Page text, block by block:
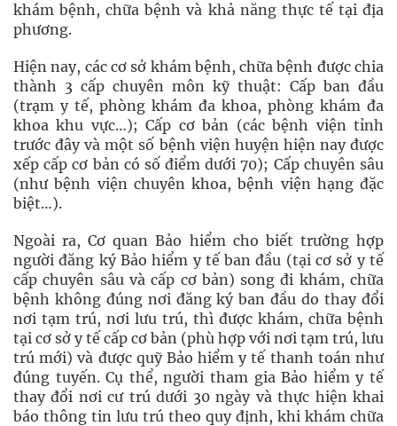
khám bệnh, chữa bệnh và khả năng thực tế tại địa
phương.
Hiện nay, các cơ sở khám bệnh, chữa bệnh được chia
thành 3 cấp chuyên môn kỹ thuật: Cấp ban đầu
(trạm y tế, phòng khám đa khoa, phòng khám đa
khoa khu vực…); Cấp cơ bản (các bệnh viện tỉnh
trước đây và một số bệnh viện huyện hiện nay được
xếp cấp cơ bản có số điểm dưới 70); Cấp chuyên sâu
(như bệnh viện chuyên khoa, bệnh viện hạng đặc
biệt…).
Ngoài ra, Cơ quan Bảo hiểm cho biết trường hợp
người đăng ký Bảo hiểm y tế ban đầu (tại cơ sở y tế
cấp chuyên sâu và cấp cơ bản) song đi khám, chữa
bệnh không đúng nơi đăng ký ban đầu do thay đổi
nơi tạm trú, nơi lưu trú, thì được khám, chữa bệnh
tại cơ sở y tế cấp cơ bản (phù hợp với nơi tạm trú, lưu
trú mới) và được quỹ Bảo hiểm y tế thanh toán như
đúng tuyến. Cụ thể, người tham gia Bảo hiểm y tế
thay đổi nơi cư trú dưới 30 ngày và thực hiện khai
báo thông tin lưu trú theo quy định, khi khám chữa